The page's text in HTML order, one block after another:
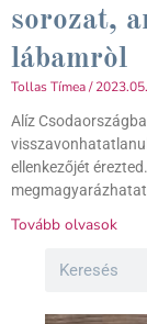
sorozat,
lábamròl
Tollas Tímea
Alíz
ellenkezőjét
Tovább olvasok
Search